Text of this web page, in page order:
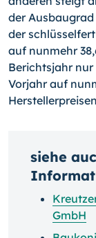
der
der
auf nunmehr
Berichtsjahr
Vorjahr auf
siehe
GmbH